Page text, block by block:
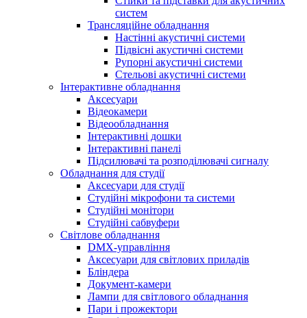
систем
Трансляційне обладнання
Настінні акустичні системи
Підвісні акустичні системи
Рупорні акустичні системи
Стельові акустичні системи
Інтерактивне обладнання
Аксесуари
Відеокамери
Відеообладнання
Інтерактивні дошки
Інтерактивні панелі
Підсилювачі та розподілювачі сигналу
Обладнання для студії
Аксесуари для студії
Студійні мікрофони та системи
Студійні монітори
Студійні сабвуфери
Світлове обладнання
DMX-управління
Аксесуари для світлових приладів
Бліндера
Документ-камери
Лампи для світлового обладнання
Пари і прожектори